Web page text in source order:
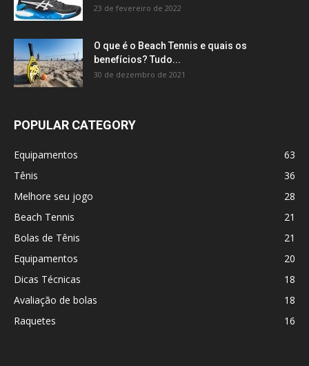
23 de fevereiro de 2022
O que é o Beach Tennis e quais os
benefícios? Tudo...
30 de dezembro de 2021
POPULAR CATEGORY
Equipamentos
63
Tênis
36
Melhore seu jogo
28
Beach Tennis
21
Bolas de Tênis
21
Equipamentos
20
Dicas Técnicas
18
Avaliação de bolas
18
Raquetes
16